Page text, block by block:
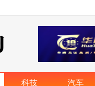
科技 汽车